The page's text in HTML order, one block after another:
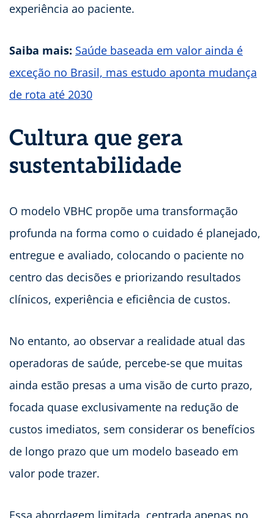
experiência ao paciente.
Saiba mais: Saúde baseada em valor ainda é
exceção no Brasil, mas estudo aponta mudança
de rota até 2030
Cultura que gera
sustentabilidade
O modelo VBHC propõe uma transformação
profunda na forma como o cuidado é planejado,
entregue e avaliado, colocando o paciente no
centro das decisões e priorizando resultados
clínicos, experiência e eficiência de custos.
No entanto, ao observar a realidade atual das
operadoras de saúde, percebe-se que muitas
ainda estão presas a uma visão de curto prazo,
focada quase exclusivamente na redução de
custos imediatos, sem considerar os benefícios
de longo prazo que um modelo baseado em
valor pode trazer.
Essa abordagem limitada, centrada apenas no